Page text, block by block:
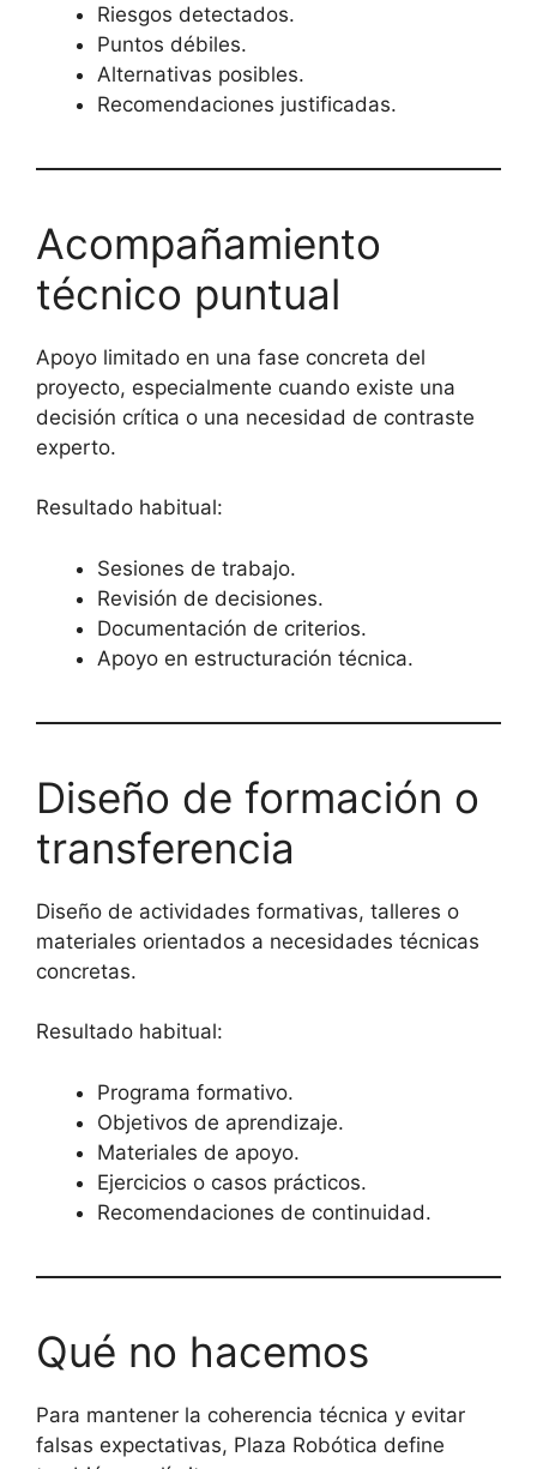
Riesgos detectados.
Puntos débiles.
Alternativas posibles.
Recomendaciones justificadas.
Acompañamiento
técnico puntual
Apoyo limitado en una fase concreta del
proyecto, especialmente cuando existe una
decisión crítica o una necesidad de contraste
experto.
Resultado habitual:
Sesiones de trabajo.
Revisión de decisiones.
Documentación de criterios.
Apoyo en estructuración técnica.
Diseño de formación o
transferencia
Diseño de actividades formativas, talleres o
materiales orientados a necesidades técnicas
concretas.
Resultado habitual:
Programa formativo.
Objetivos de aprendizaje.
Materiales de apoyo.
Ejercicios o casos prácticos.
Recomendaciones de continuidad.
Qué no hacemos
Para mantener la coherencia técnica y evitar
falsas expectativas, Plaza Robótica define